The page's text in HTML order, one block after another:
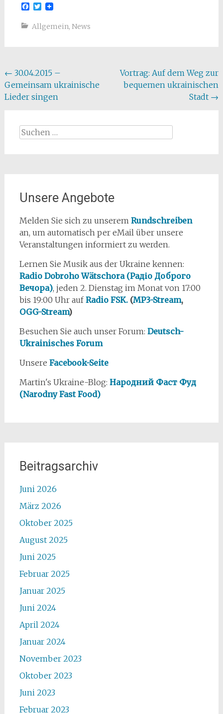
Facebook
Twitter
Allgemein, News
Beitragsnavigation
← 30.04.2015 –
Gemeinsam ukrainische
Lieder singen
Vortrag: Auf dem Weg zur
bequemen ukrainischen
Stadt →
Suchen
Unsere Angebote
Melden Sie sich zu unserem Rundschreiben
an, um automatisch per eMail über unsere
Veranstaltungen informiert zu werden.
Lernen Sie Musik aus der Ukraine kennen:
Radio Dobroho Wätschora (Радіо Доброго
Вечора), jeden 2. Dienstag im Monat von 17:00
bis 19:00 Uhr aufRadio FSK.(MP3-Stream,
OGG-Stream)
Besuchen Sie auch unser Forum: Deutsch-
Ukrainisches Forum
Unsere Facebook-Seite
Martin's Ukraine-Blog: Народний Фаст Фуд
(Narodny Fast Food)
Beitragsarchiv
Juni 2026
März 2026
Oktober 2025
August 2025
Juni 2025
Februar 2025
Januar 2025
Juni 2024
April 2024
Januar 2024
November 2023
Oktober 2023
Juni 2023
Februar 2023